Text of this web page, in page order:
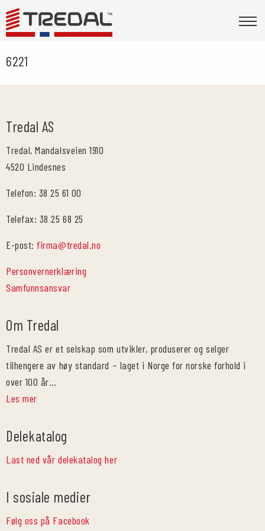
6221
Tredal AS
Tredal, Mandalsveien 1910
4520 Lindesnes
Telefon: 38 25 61 00
Telefax: 38 25 68 25
E-post:firma@tredal.no
Personvernerklæring
Samfunnsansvar
Om Tredal
Tredal AS er et selskap som utvikler, produserer og selger
tilhengere av høy standard – laget i Norge for norske forhold i
over 100 år…
Les mer
Delekatalog
Last ned vår delekatalog her
I sosiale medier
Følg oss på Facebook